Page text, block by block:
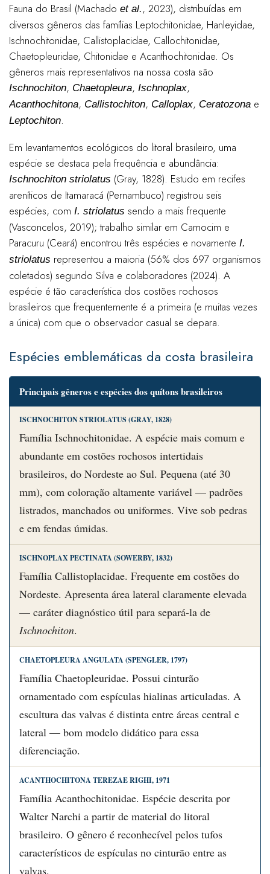
Fauna do Brasil (Machado et al., 2023), distribuídas em
diversos gêneros das famílias Leptochitonidae, Hanleyidae,
Ischnochitonidae, Callistoplacidae, Callochitonidae,
Chaetopleuridae, Chitonidae e Acanthochitonidae. Os
gêneros mais representativos na nossa costa são
Ischnochiton, Chaetopleura, Ischnoplax,
Acanthochitona, Callistochiton, Calloplax, Ceratozona e
Leptochiton.
Em levantamentos ecológicos do litoral brasileiro, uma
espécie se destaca pela frequência e abundância:
Ischnochiton striolatus (Gray, 1828). Estudo em recifes
areníticos de Itamaracá (Pernambuco) registrou seis
espécies, com I. striolatus sendo a mais frequente
(Vasconcelos, 2019); trabalho similar em Camocim e
Paracuru (Ceará) encontrou três espécies e novamente I.
striolatus representou a maioria (56% dos 697 organismos
coletados) segundo Silva e colaboradores (2024). A
espécie é tão característica dos costões rochosos
brasileiros que frequentemente é a primeira (e muitas vezes
a única) com que o observador casual se depara.
Espécies emblemáticas da costa brasileira
Principais gêneros e espécies dos quítons brasileiros
ISCHNOCHITON STRIOLATUS (GRAY, 1828)
Família Ischnochitonidae. A espécie mais comum e
abundante em costões rochosos intertidais
brasileiros, do Nordeste ao Sul. Pequena (até 30
mm), com coloração altamente variável — padrões
listrados, manchados ou uniformes. Vive sob pedras
e em fendas úmidas.
ISCHNOPLAX PECTINATA (SOWERBY, 1832)
Família Callistoplacidae. Frequente em costões do
Nordeste. Apresenta área lateral claramente elevada
— caráter diagnóstico útil para separá-la de
Ischnochiton.
CHAETOPLEURA ANGULATA (SPENGLER, 1797)
Família Chaetopleuridae. Possui cinturão
ornamentado com espículas hialinas articuladas. A
escultura das valvas é distinta entre áreas central e
lateral — bom modelo didático para essa
diferenciação.
ACANTHOCHITONA TEREZAE RIGHI, 1971
Família Acanthochitonidae. Espécie descrita por
Walter Narchi a partir de material do litoral
brasileiro. O gênero é reconhecível pelos tufos
característicos de espículas no cinturão entre as
valvas.